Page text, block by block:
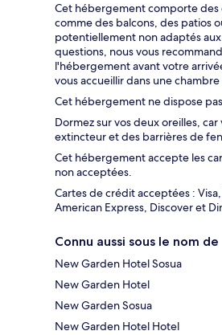
Cet hébergement comporte des
comme des balcons, des patios
potentiellement non adaptés
questions, nous vous
l'hébergement avant votre
vous accueillir dans une
Cet hébergement ne dispose
Dormez sur vos deux oreilles,
extincteur et des barrières de
Cet hébergement accepte les
non acceptées.
Cartes de crédit acceptées :
American Express, Discover et
Connu aussi sous le nom de
New Garden Hotel Sosua
New Garden Hotel
New Garden Sosua
New Garden Hotel Hotel